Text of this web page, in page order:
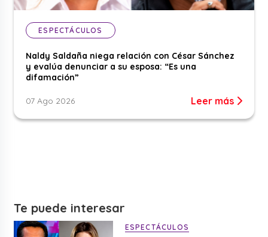
ESPECTÁCULOS
Naldy Saldaña niega relación con César Sánchez
y evalúa denunciar a su esposa: “Es una
difamación”
07 Ago 2026 Leer más
Te puede interesar
ESPECTÁCULOS